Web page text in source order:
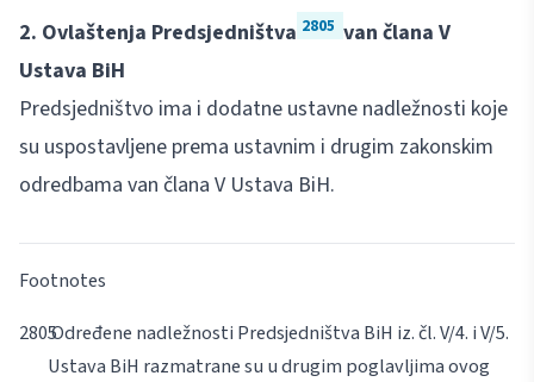
2. Ovlaštenja Predsjedništva 2805 van člana V
Ustava BiH
Predsjedništvo ima i dodatne ustavne nadležnosti koje
su uspostavljene prema ustavnim i drugim zakonskim
odredbama van člana V Ustava BiH.
Footnotes
Određene nadležnosti Predsjedništva BiH iz. čl. V/4. i V/5.
Ustava BiH razmatrane su u drugim poglavljima ovog